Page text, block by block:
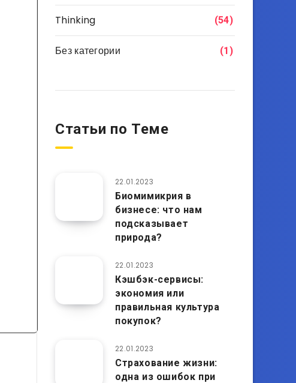
Thinking (54)
Без категории (1)
Статьи по Теме
22.01.2023
Биомимикрия в
бизнесе: что нам
подсказывает
природа?
22.01.2023
Кэшбэк-сервисы:
экономия или
правильная культура
покупок?
22.01.2023
Страхование жизни:
одна из ошибок при